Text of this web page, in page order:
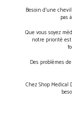
Besoin d’une
pas
Que vous soyez
notre priorité
Des problèmes
Chez Shop